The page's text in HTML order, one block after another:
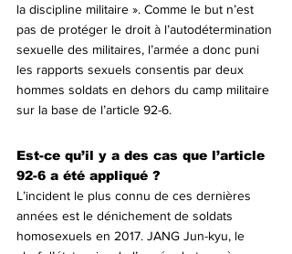
la discipline militaire ». Comme le but n’est
pas de protéger le droit à l’autodétermination
sexuelle des militaires, l’armée a donc puni
les rapports sexuels consentis par deux
hommes soldats en dehors du camp militaire
sur la base de l’article 92-6.
Est-ce qu’il y a des cas que l’article
92-6 a été appliqué ?
L’incident le plus connu de ces dernières
années est le dénichement de soldats
homosexuels en 2017. JANG Jun-kyu, le